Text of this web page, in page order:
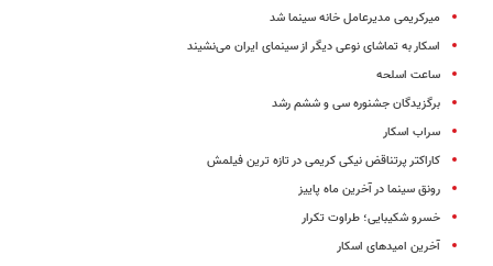
میرکریمی مدیرعامل خانه سینما شد
اسکار به تماشای نوعی دیگر از سینمای ایران می‌نشیند
ساعت اسلحه
برگزیدگان جشنوره سی و ششم رشد
سراب اسکار
کاراکتر پرتناقض نیکی کریمی در تازه ترین فیلمش
رونق سینما در آخرین ماه پاییز
خسرو شکیبایی؛ طراوت تکرار
آخرین امیدهای اسکار